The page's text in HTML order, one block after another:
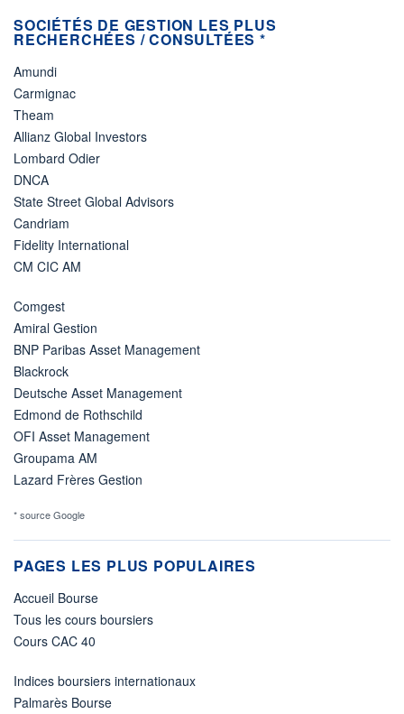
SOCIÉTÉS DE GESTION LES PLUS
RECHERCHÉES / CONSULTÉES *
Amundi
Carmignac
Theam
Allianz Global Investors
Lombard Odier
DNCA
State Street Global Advisors
Candriam
Fidelity International
CM CIC AM
Comgest
Amiral Gestion
BNP Paribas Asset Management
Blackrock
Deutsche Asset Management
Edmond de Rothschild
OFI Asset Management
Groupama AM
Lazard Frères Gestion
* source Google
PAGES LES PLUS POPULAIRES
Accueil Bourse
Tous les cours boursiers
Cours CAC 40
Indices boursiers internationaux
Palmarès Bourse